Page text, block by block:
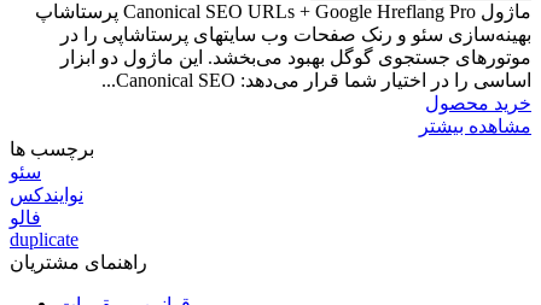
ماژول Canonical SEO URLs + Google Hreflang Pro پرستاشاپ
بهینه‌سازی سئو و رنک صفحات وب سایتهای پرستاشاپی را در
موتورهای جستجوی گوگل بهبود می‌بخشد. این ماژول دو ابزار
اساسی را در اختیار شما قرار می‌دهد: Canonical SEO...
خرید محصول
مشاهده بیشتر
برچسب ها
سئو
نوایندکس
فالو
duplicate
راهنمای مشتریان